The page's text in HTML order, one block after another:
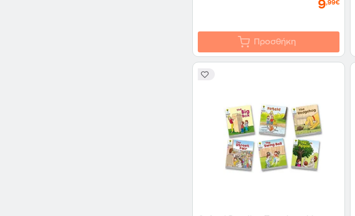
9,99€
Προσθήκη